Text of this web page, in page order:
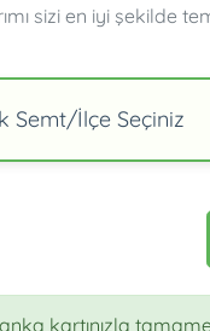
sizi en iyi şekilde
Semt/İlçe Seçiniz
kartınızla